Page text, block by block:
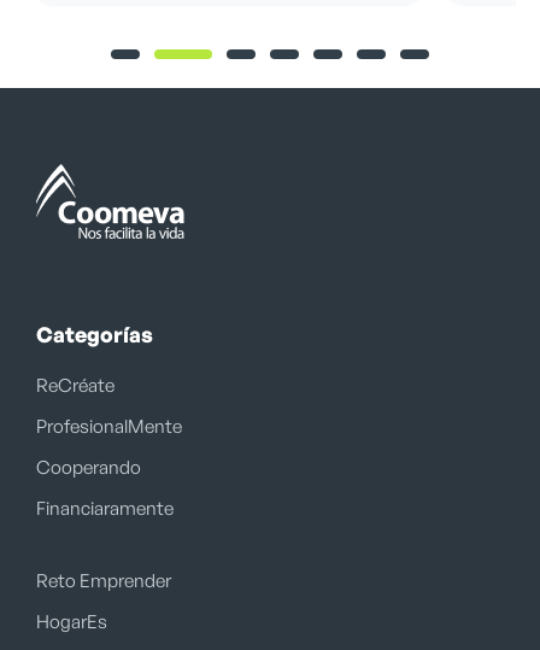
Categorías
ReCréate
ProfesionalMente
Cooperando
Financiaramente
Reto Emprender
HogarEs